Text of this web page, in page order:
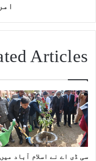
Articles
سی ڈی اے نے اسلام آباد میں